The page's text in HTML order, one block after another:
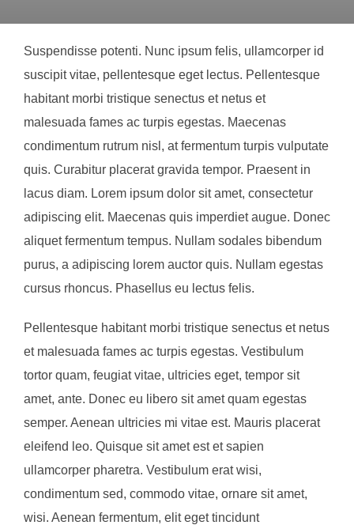
Suspendisse potenti. Nunc ipsum felis, ullamcorper id
suscipit vitae, pellentesque eget lectus. Pellentesque
habitant morbi tristique senectus et netus et
malesuada fames ac turpis egestas. Maecenas
condimentum rutrum nisl, at fermentum turpis vulputate
quis. Curabitur placerat gravida tempor. Praesent in
lacus diam. Lorem ipsum dolor sit amet, consectetur
adipiscing elit. Maecenas quis imperdiet augue. Donec
aliquet fermentum tempus. Nullam sodales bibendum
purus, a adipiscing lorem auctor quis. Nullam egestas
cursus rhoncus. Phasellus eu lectus felis.
Pellentesque habitant morbi tristique senectus et netus
et malesuada fames ac turpis egestas. Vestibulum
tortor quam, feugiat vitae, ultricies eget, tempor sit
amet, ante. Donec eu libero sit amet quam egestas
semper. Aenean ultricies mi vitae est. Mauris placerat
eleifend leo. Quisque sit amet est et sapien
ullamcorper pharetra. Vestibulum erat wisi,
condimentum sed, commodo vitae, ornare sit amet,
wisi. Aenean fermentum, elit eget tincidunt